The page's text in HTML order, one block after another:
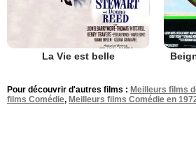
La Vie est belle
Pour découvrir d'autres films : Meilleurs films
films Comédie, Meilleurs films Comédie en